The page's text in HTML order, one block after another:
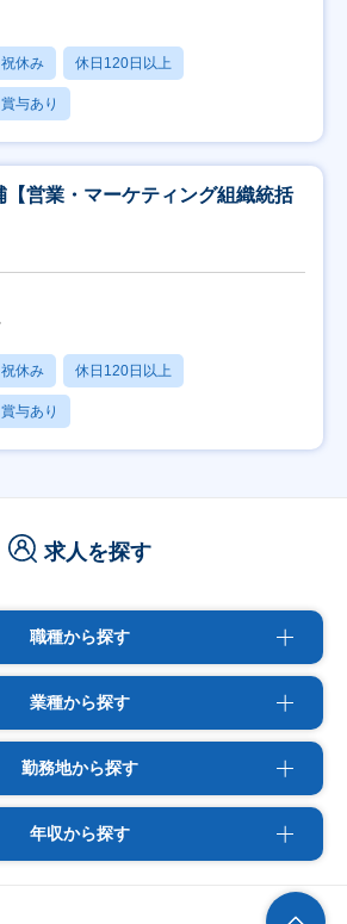
休み 休日120日以上
賞与あり
【営業・マーケティング組織統括
休み 休日120日以上
賞与あり
求人を探す
職種から探す
業種から探す
勤務地から探す
年収から探す